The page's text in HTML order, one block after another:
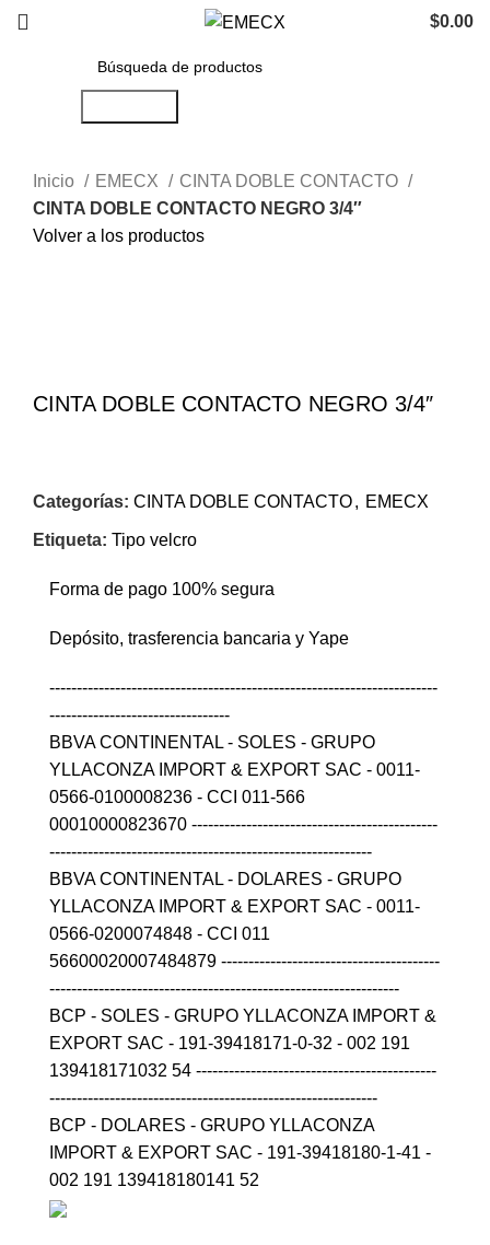
$0.00
Inicio EMECX
CINTA DOBLE CONTACTO
CINTA DOBLE CONTACTO NEGRO 3/4″
Volver a los productos
CINTA DOBLE CONTACTO NEGRO 3/4″
Categorías: CINTA DOBLE CONTACTO, EMECX
Etiqueta: Tipo velcro
Forma de pago 100% segura
Depósito, trasferencia bancaria y Yape
-----------------------------------------------------------------------
---------------------------------
BBVA CONTINENTAL - SOLES - GRUPO
YLLACONZA IMPORT & EXPORT SAC - 0011-
0566-0100008236 - CCI 011-566
00010000823670 ---------------------------------------------
-----------------------------------------------------------
BBVA CONTINENTAL - DOLARES - GRUPO
YLLACONZA IMPORT & EXPORT SAC - 0011-
0566-0200074848 - CCI 011
56600020007484879 ----------------------------------------
----------------------------------------------------------------
BCP - SOLES - GRUPO YLLACONZA IMPORT &
EXPORT SAC - 191-39418171-0-32 - 002 191
139418171032 54 --------------------------------------------
------------------------------------------------------------
BCP - DOLARES - GRUPO YLLACONZA
IMPORT & EXPORT SAC - 191-39418180-1-41 -
002 191 139418180141 52